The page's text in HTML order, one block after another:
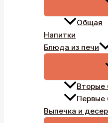
Общая
Напитки
Блюда из печи
Вторые
Первые
Выпечка и